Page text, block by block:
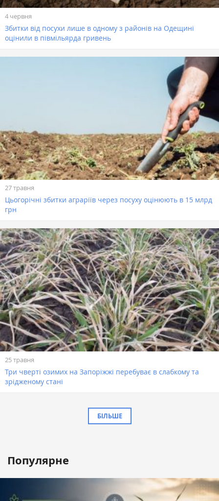
4 червня
Збитки від посухи лише в одному з районів на Одещині
оцінили в півмільярда гривень
27 травня
Цьогорічні збитки аграріїв через посуху оцінюють в 15 млрд
грн
25 травня
Три чверті озимих на Запоріжжі перебуває в слабкому та
зрідженому стані
БІЛЬШЕ
Популярне